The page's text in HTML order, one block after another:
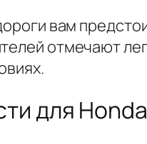
вам
отмечают
для